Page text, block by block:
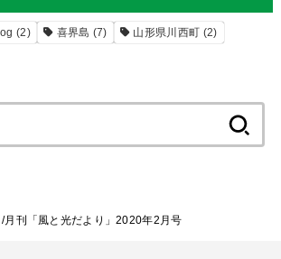
(2) 喜界島 (7) 山形県川西町 (2)
索:
月刊「風と光だより」2020年2月号